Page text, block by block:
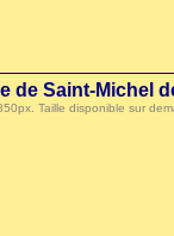
de Saint-Michel
Taille disponible sur